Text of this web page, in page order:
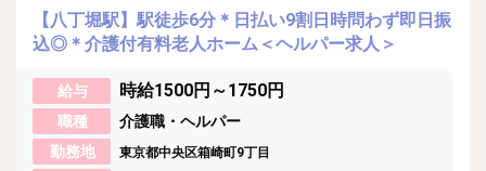
【八丁堀駅】駅徒歩6分＊日払い9割日時問わず即日振
込◎＊介護付有料老人ホーム＜ヘルパー求人＞
給与 時給1500円～1750円
職種
介護職・ヘルパー
勤務地
東京都中央区箱崎町9丁目